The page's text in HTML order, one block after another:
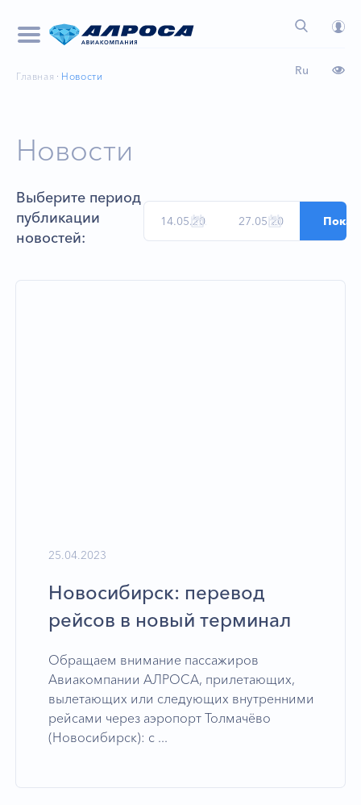
Ru
Главная Новости
Новости
Выберите период
публикации
новостей:
25.04.2023
Новосибирск: перевод
рейсов в новый терминал
Обращаем внимание пассажиров
Авиакомпании АЛРОСА, прилетающих,
вылетающих или следующих внутренними
рейсами через аэропорт Толмачёво
(Новосибирск): с ...